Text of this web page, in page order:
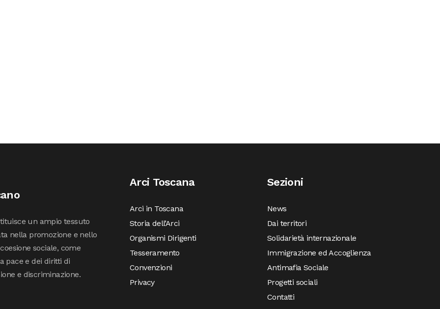
un ampio tessuto
nella promozione e nello
sociale, come
pace e dei diritti di
e discriminazione.
Arci Toscana
Arci in Toscana
Storia dell’Arci
Organismi Dirigenti
Tesseramento
Convenzioni
Privacy
Sezioni
News
Dai territori
Solidarietà internazionale
Immigrazione ed Accoglienza
Antimafia Sociale
Progetti sociali
Contatti